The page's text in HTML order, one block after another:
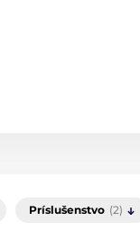
Príslušenstvo (2)